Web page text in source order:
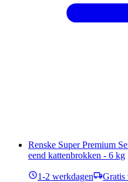
Renske Super Premium
eend kattenbrokken - 6 kg
1-2 werkdagen Gratis